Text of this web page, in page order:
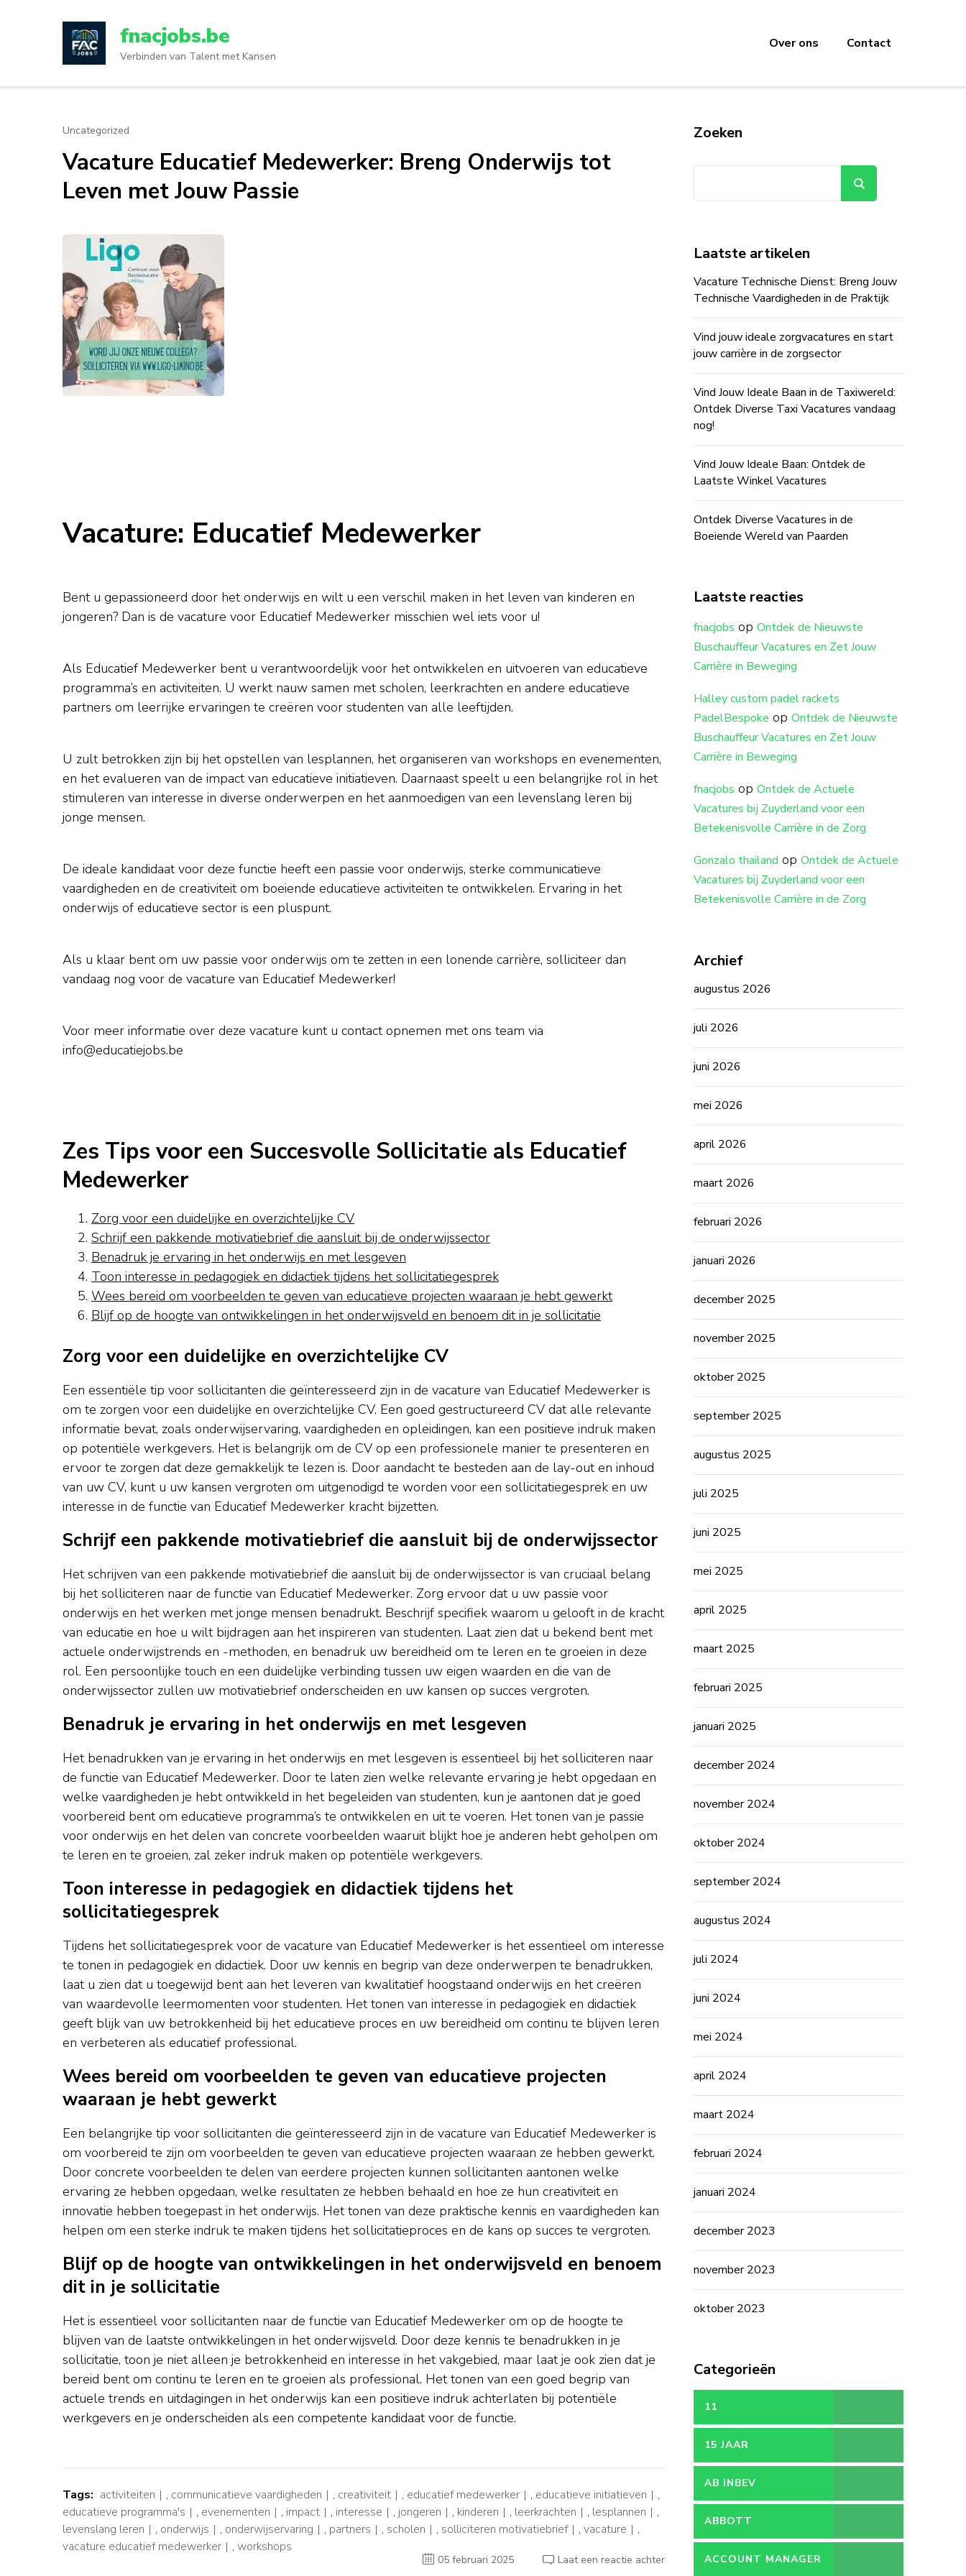
op
fnacjobs.be
Verbinden van Talent met Kansen
Over ons Contact
Uncategorized
Vacature Educatief Medewerker: Breng Onderwijs tot
Leven met Jouw Passie
Vacature: Educatief Medewerker
Bent u gepassioneerd door het onderwijs en wilt u een verschil maken in het leven van kinderen en
jongeren? Dan is de vacature voor Educatief Medewerker misschien wel iets voor u!
Als Educatief Medewerker bent u verantwoordelijk voor het ontwikkelen en uitvoeren van educatieve
programma’s en activiteiten. U werkt nauw samen met scholen, leerkrachten en andere educatieve
partners om leerrijke ervaringen te creëren voor studenten van alle leeftijden.
U zult betrokken zijn bij het opstellen van lesplannen, het organiseren van workshops en evenementen,
en het evalueren van de impact van educatieve initiatieven. Daarnaast speelt u een belangrijke rol in het
stimuleren van interesse in diverse onderwerpen en het aanmoedigen van een levenslang leren bij
jonge mensen.
De ideale kandidaat voor deze functie heeft een passie voor onderwijs, sterke communicatieve
vaardigheden en de creativiteit om boeiende educatieve activiteiten te ontwikkelen. Ervaring in het
onderwijs of educatieve sector is een pluspunt.
Als u klaar bent om uw passie voor onderwijs om te zetten in een lonende carrière, solliciteer dan
vandaag nog voor de vacature van Educatief Medewerker!
Voor meer informatie over deze vacature kunt u contact opnemen met ons team via
info@educatiejobs.be
Zes Tips voor een Succesvolle Sollicitatie als Educatief
Medewerker
Zorg voor een duidelijke en overzichtelijke CV
Schrijf een pakkende motivatiebrief die aansluit bij de onderwijssector
Benadruk je ervaring in het onderwijs en met lesgeven
Toon interesse in pedagogiek en didactiek tijdens het sollicitatiegesprek
Wees bereid om voorbeelden te geven van educatieve projecten waaraan je hebt gewerkt
Blijf op de hoogte van ontwikkelingen in het onderwijsveld en benoem dit in je sollicitatie
Zorg voor een duidelijke en overzichtelijke CV
Een essentiële tip voor sollicitanten die geïnteresseerd zijn in de vacature van Educatief Medewerker is
om te zorgen voor een duidelijke en overzichtelijke CV. Een goed gestructureerd CV dat alle relevante
informatie bevat, zoals onderwijservaring, vaardigheden en opleidingen, kan een positieve indruk maken
op potentiële werkgevers. Het is belangrijk om de CV op een professionele manier te presenteren en
ervoor te zorgen dat deze gemakkelijk te lezen is. Door aandacht te besteden aan de lay-out en inhoud
van uw CV, kunt u uw kansen vergroten om uitgenodigd te worden voor een sollicitatiegesprek en uw
interesse in de functie van Educatief Medewerker kracht bijzetten.
Schrijf een pakkende motivatiebrief die aansluit bij de onderwijssector
Het schrijven van een pakkende motivatiebrief die aansluit bij de onderwijssector is van cruciaal belang
bij het solliciteren naar de functie van Educatief Medewerker. Zorg ervoor dat u uw passie voor
onderwijs en het werken met jonge mensen benadrukt. Beschrijf specifiek waarom u gelooft in de kracht
van educatie en hoe u wilt bijdragen aan het inspireren van studenten. Laat zien dat u bekend bent met
actuele onderwijstrends en -methoden, en benadruk uw bereidheid om te leren en te groeien in deze
rol. Een persoonlijke touch en een duidelijke verbinding tussen uw eigen waarden en die van de
onderwijssector zullen uw motivatiebrief onderscheiden en uw kansen op succes vergroten.
Benadruk je ervaring in het onderwijs en met lesgeven
Het benadrukken van je ervaring in het onderwijs en met lesgeven is essentieel bij het solliciteren naar
de functie van Educatief Medewerker. Door te laten zien welke relevante ervaring je hebt opgedaan en
welke vaardigheden je hebt ontwikkeld in het begeleiden van studenten, kun je aantonen dat je goed
voorbereid bent om educatieve programma’s te ontwikkelen en uit te voeren. Het tonen van je passie
voor onderwijs en het delen van concrete voorbeelden waaruit blijkt hoe je anderen hebt geholpen om
te leren en te groeien, zal zeker indruk maken op potentiële werkgevers.
Toon interesse in pedagogiek en didactiek tijdens het
sollicitatiegesprek
Tijdens het sollicitatiegesprek voor de vacature van Educatief Medewerker is het essentieel om interesse
te tonen in pedagogiek en didactiek. Door uw kennis en begrip van deze onderwerpen te benadrukken,
laat u zien dat u toegewijd bent aan het leveren van kwalitatief hoogstaand onderwijs en het creëren
van waardevolle leermomenten voor studenten. Het tonen van interesse in pedagogiek en didactiek
geeft blijk van uw betrokkenheid bij het educatieve proces en uw bereidheid om continu te blijven leren
en verbeteren als educatief professional.
Wees bereid om voorbeelden te geven van educatieve projecten
waaraan je hebt gewerkt
Een belangrijke tip voor sollicitanten die geïnteresseerd zijn in de vacature van Educatief Medewerker is
om voorbereid te zijn om voorbeelden te geven van educatieve projecten waaraan ze hebben gewerkt.
Door concrete voorbeelden te delen van eerdere projecten kunnen sollicitanten aantonen welke
ervaring ze hebben opgedaan, welke resultaten ze hebben behaald en hoe ze hun creativiteit en
innovatie hebben toegepast in het onderwijs. Het tonen van deze praktische kennis en vaardigheden kan
helpen om een sterke indruk te maken tijdens het sollicitatieproces en de kans op succes te vergroten.
Blijf op de hoogte van ontwikkelingen in het onderwijsveld en benoem
dit in je sollicitatie
Het is essentieel voor sollicitanten naar de functie van Educatief Medewerker om op de hoogte te
blijven van de laatste ontwikkelingen in het onderwijsveld. Door deze kennis te benadrukken in je
sollicitatie, toon je niet alleen je betrokkenheid en interesse in het vakgebied, maar laat je ook zien dat je
bereid bent om continu te leren en te groeien als professional. Het tonen van een goed begrip van
actuele trends en uitdagingen in het onderwijs kan een positieve indruk achterlaten bij potentiële
werkgevers en je onderscheiden als een competente kandidaat voor de functie.
Tags: activiteiten , communicatieve vaardigheden , creativiteit , educatief medewerker , educatieve initiatieven
,
educatieve programma's
, evenementen , impact , interesse , jongeren , kinderen , leerkrachten , lesplannen
,
levenslang leren
, onderwijs , onderwijservaring , partners , scholen , solliciteren motivatiebrief , vacature
,
vacature educatief medewerker
, workshops
05 februari 2025 Laat een reactie achterop
Zoeken
Laatste artikelen
Vacature Technische Dienst: Breng Jouw
Technische Vaardigheden in de Praktijk
Vind jouw ideale zorgvacatures en start
jouw carrière in de zorgsector
Vind Jouw Ideale Baan in de Taxiwereld:
Ontdek Diverse Taxi Vacatures vandaag
nog!
Vind Jouw Ideale Baan: Ontdek de
Laatste Winkel Vacatures
Ontdek Diverse Vacatures in de
Boeiende Wereld van Paarden
Laatste reacties
fnacjobs op Ontdek de Nieuwste
Buschauffeur Vacatures en Zet Jouw
Carrière in Beweging
Halley custom padel rackets
PadelBespoke op Ontdek de Nieuwste
Buschauffeur Vacatures en Zet Jouw
Carrière in Beweging
fnacjobs op Ontdek de Actuele
Vacatures bij Zuyderland voor een
Betekenisvolle Carrière in de Zorg
Gonzalo thailand op Ontdek de Actuele
Vacatures bij Zuyderland voor een
Betekenisvolle Carrière in de Zorg
Archief
augustus 2026
juli 2026
juni 2026
mei 2026
april 2026
maart 2026
februari 2026
januari 2026
december 2025
november 2025
oktober 2025
september 2025
augustus 2025
juli 2025
juni 2025
mei 2025
april 2025
maart 2025
februari 2025
januari 2025
december 2024
november 2024
oktober 2024
september 2024
augustus 2024
juli 2024
juni 2024
mei 2024
april 2024
maart 2024
februari 2024
januari 2024
december 2023
november 2023
oktober 2023
Categorieën
11
15 JAAR
AB INBEV
ABBOTT
ACCOUNT MANAGER